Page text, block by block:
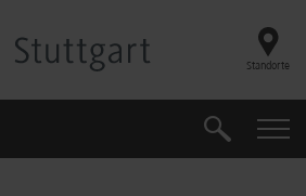
Standorte
Suche